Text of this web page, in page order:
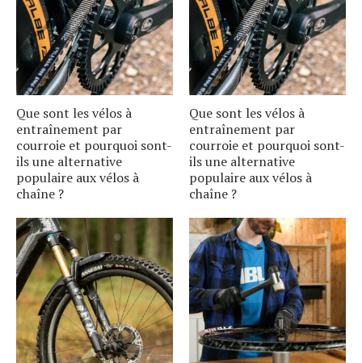
Que sont les vélos à
entraînement par
courroie et pourquoi sont-
ils une alternative
populaire aux vélos à
chaîne ?
Que sont les vélos à
entraînement par
courroie et pourquoi sont-
ils une alternative
populaire aux vélos à
chaîne ?